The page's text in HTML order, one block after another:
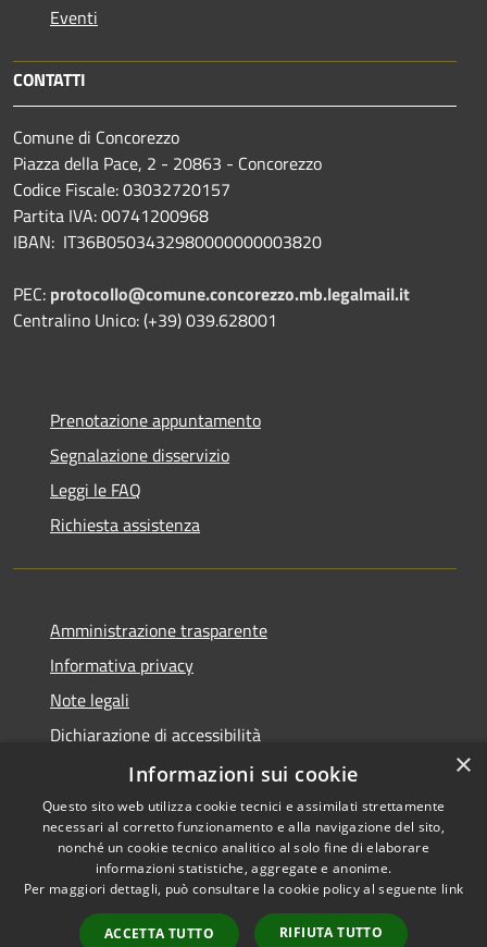
Eventi
CONTATTI
Comune di Concorezzo
Piazza della Pace, 2 - 20863 - Concorezzo
Codice Fiscale: 03032720157
Partita IVA: 00741200968
IBAN: IT36B0503432980000000003820
PEC: protocollo@comune.concorezzo.mb.legalmail.it
Centralino Unico: (+39) 039.628001
Prenotazione appuntamento
Segnalazione disservizio
Leggi le FAQ
Richiesta assistenza
Amministrazione trasparente
Informativa privacy
Note legali
Dichiarazione di accessibilità
Whistleblowing
RSS
Accessibilità
Copyright © 2026 • Comune di
Concorezzo • Powered by
Municipium•
Accesso
×
Informazioni sui cookie
Questo sito web utilizza cookie tecnici e assimilati strettamente
necessari al corretto funzionamento e alla navigazione del sito,
nonché un cookie tecnico analitico al solo fine di elaborare
informazioni statistiche, aggregate e anonime.
Per maggiori dettagli, può consultare la cookie policy al seguente link
ACCETTA TUTTO RIFIUTA TUTTO